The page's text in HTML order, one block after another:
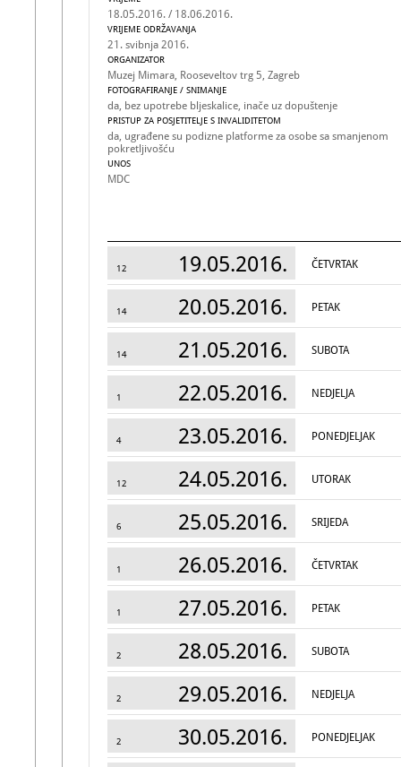
18.05.2016. / 18.06.2016.
VRIJEME ODRŽAVANJA
21. svibnja 2016.
ORGANIZATOR
Muzej Mimara, Rooseveltov trg 5, Zagreb
FOTOGRAFIRANJE / SNIMANJE
da, bez upotrebe bljeskalice, inače uz dopuštenje
PRISTUP ZA POSJETITELJE S INVALIDITETOM
da, ugrađene su podizne platforme za osobe sa smanjenom
pokretljivošću
UNOS
MDC
12 19.05.2016. ČETVRTAK
14 20.05.2016. PETAK
14 21.05.2016. SUBOTA
1 22.05.2016. NEDJELJA
4 23.05.2016. PONEDJELJAK
12 24.05.2016. UTORAK
6 25.05.2016. SRIJEDA
1 26.05.2016. ČETVRTAK
1 27.05.2016. PETAK
2 28.05.2016. SUBOTA
2 29.05.2016. NEDJELJA
2 30.05.2016. PONEDJELJAK